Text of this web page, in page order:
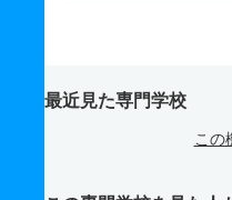
最近見た専門学校
この